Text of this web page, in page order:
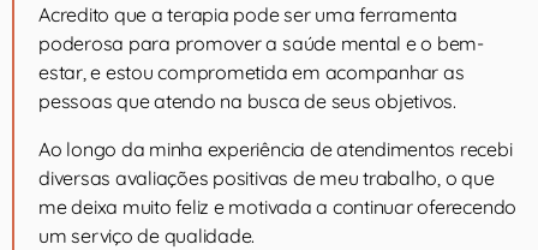
Acredito que a terapia pode ser uma ferramenta
poderosa para promover a saúde mental e o bem-
estar, e estou comprometida em acompanhar as
pessoas que atendo na busca de seus objetivos.
Ao longo da minha experiência de atendimentos recebi
diversas avaliações positivas de meu trabalho, o que
me deixa muito feliz e motivada a continuar oferecendo
um serviço de qualidade.